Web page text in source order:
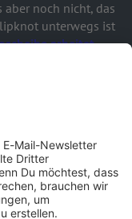
noch nicht, das
unterwegs ist
arbeitet.
Sache", erklärt
für uns, das
damit
von Stone
das wird wirklich
geben, wie